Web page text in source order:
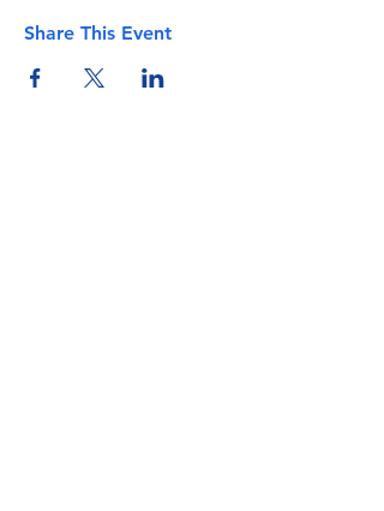
Share This Event